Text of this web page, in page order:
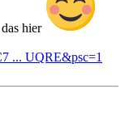
hier
... UQRE&psc=1